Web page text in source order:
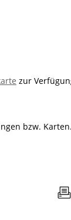
zur
bzw. Karten.